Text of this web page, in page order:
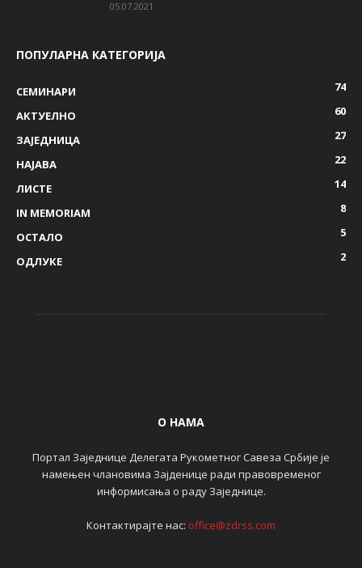
05.07.2021
ПОПУЛАРНА КАТЕГОРИЈА
СЕМИНАРИ
74
AКТУЕЛНО
60
ЗАЈЕДНИЦА
27
НАЈАВА
22
ЛИСТЕ
14
IN MEMORIAM
8
ОСТАЛО
5
ОДЛУКЕ
2
О НАМА
Портал Заједнице Делегата Рукометног Савеза Србије је
намењен члановима Зајденице ради правовременог
информисања о раду Заједнице.
Контактирајте нас: office@zdrss.com